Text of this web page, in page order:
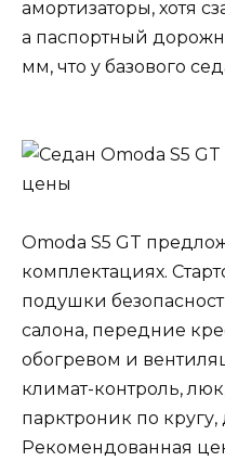
амортизаторы, хотя
а паспортный
мм, что у базового
Omoda S5 GT
комплектациях.
подушки
салона, передние
обогревом и
климат-контроль,
парктроник по
Рекомендованная